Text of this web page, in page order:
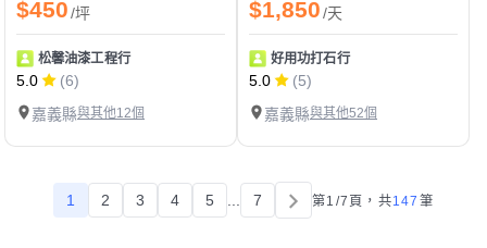
$450/坪
松馨油漆工程行
5.0
(6)
嘉義縣與其他12個
$1,850/天
好用功打石行
5.0
(5)
嘉義縣與其他52個
1 2 3 4 5 7 第1/7頁， 共147 筆